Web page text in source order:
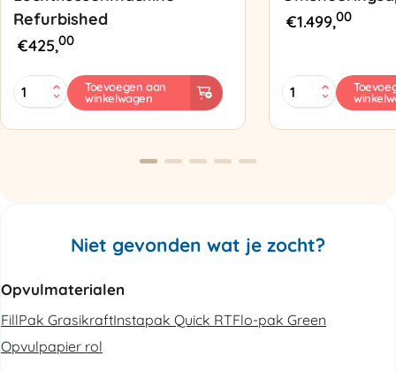
Refurbished
€425,00
MINI
PAK'R
Refurbished
Toevoegen aan
winkelwagen
€1.499,00
Zapak
ZP97
aantal
Niet gevonden wat je zocht?
Opvulmaterialen
FillPak GrasikraftInstapak Quick RTFlo-pak Green
Opvulpapier rol